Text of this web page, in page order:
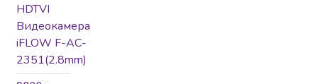
HDTVI
Видеокамера
iFLOW F-AC-
2351(2.8mm)